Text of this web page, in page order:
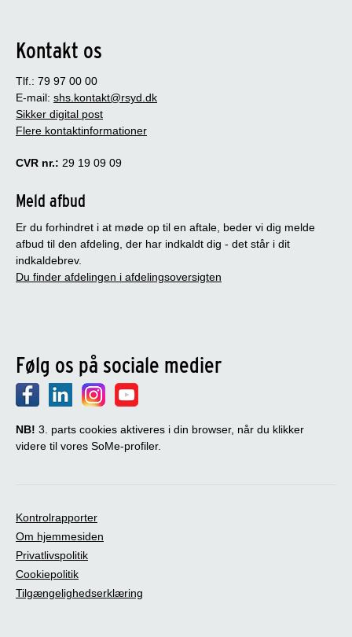
Kontakt os
Tlf.: 79 97 00 00
E-mail: shs.kontakt@rsyd.dk
Sikker digital post
Flere kontaktinformationer
CVR nr.: 29 19 09 09
Meld afbud
Er du forhindret i at møde op til en aftale, beder vi dig melde
afbud til den afdeling, der har indkaldt dig - det står i dit
indkaldebrev.
Du finder afdelingen i afdelingsoversigten
Følg os på sociale medier
NB! 3. parts cookies aktiveres i din browser, når du klikker
videre til vores SoMe-profiler.
Kontrolrapporter
Om hjemmesiden
Privatlivspolitik
Cookiepolitik
Tilgængelighedserklæring